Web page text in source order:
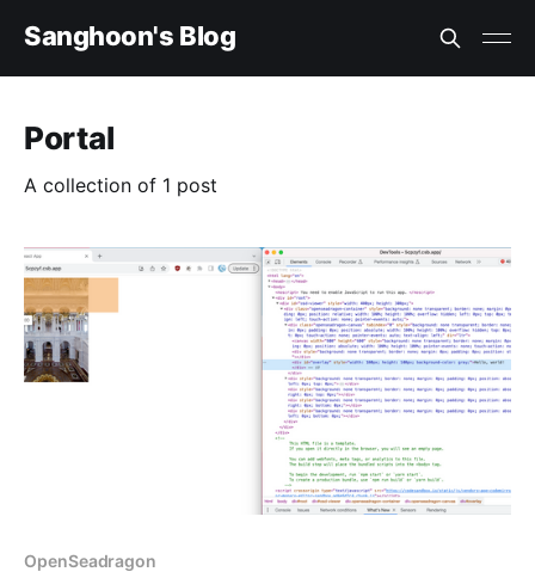
Sanghoon's Blog
Portal
A collection of 1 post
OpenSeadragon